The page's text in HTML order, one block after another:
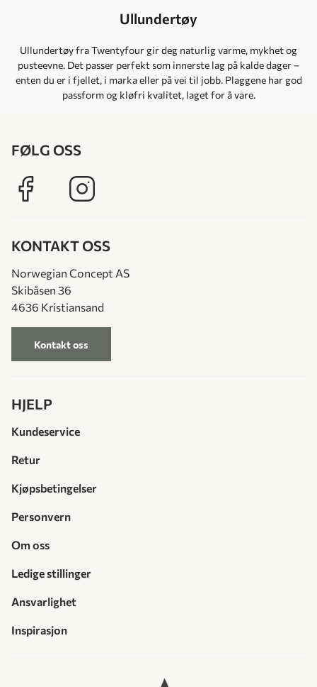
Ullundertøy
Ullundertøy fra Twentyfour gir deg naturlig varme, mykhet og
pusteevne. Det passer perfekt som innerste lag på kalde dager –
enten du er i fjellet, i marka eller på vei til jobb. Plaggene har god
passform og kløfri kvalitet, laget for å vare.
FØLG OSS
KONTAKT OSS
Norwegian Concept AS
Skibåsen 36
4636 Kristiansand
Kontakt oss
HJELP
Kundeservice
Retur
Kjøpsbetingelser
Personvern
Om oss
Ledige stillinger
Ansvarlighet
Inspirasjon